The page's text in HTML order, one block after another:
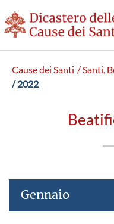
Cause dei Santi / Santi,
/ 2022
Gennaio